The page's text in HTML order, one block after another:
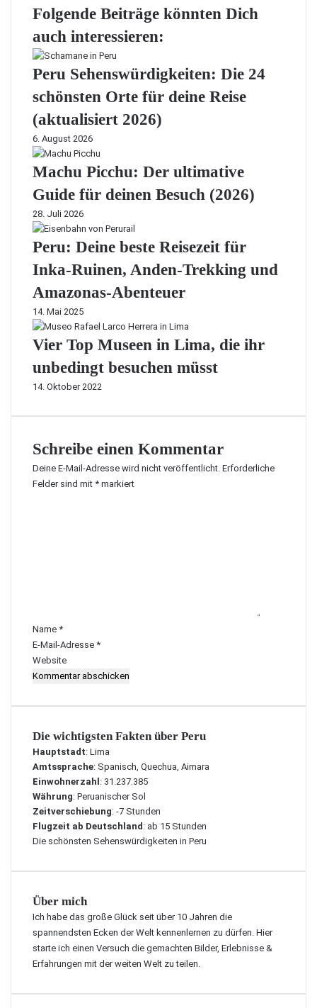
Folgende Beiträge könnten Dich
auch interessieren:
Peru Sehenswürdigkeiten: Die 24
schönsten Orte für deine Reise
(aktualisiert 2026)
6. August 2026
Machu Picchu: Der ultimative
Guide für deinen Besuch (2026)
28. Juli 2026
Peru: Deine beste Reisezeit für
Inka-Ruinen, Anden-Trekking und
Amazonas-Abenteuer
14. Mai 2025
Vier Top Museen in Lima, die ihr
unbedingt besuchen müsst
14. Oktober 2022
Schreibe einen Kommentar
Deine E-Mail-Adresse wird nicht veröffentlicht. Erforderliche
Felder sind mit * markiert
r
*
Name *
E-Mail-Adresse *
Website
Die wichtigsten Fakten über Peru
Hauptstadt: Lima
Amtssprache: Spanisch, Quechua, Aimara
Einwohnerzahl : 31.237.385
Währung: Peruanischer Sol
Zeitverschiebung: -7 Stunden
Flugzeit ab Deutschland : ab 15 Stunden
Die schönsten Sehenswürdigkeiten in Peru
Über mich
Ich habe das große Glück seit über 10 Jahren die
spannendsten Ecken der Welt kennenlernen zu dürfen. Hier
starte ich einen Versuch die gemachten Bilder, Erlebnisse &
Erfahrungen mit der weiten Welt zu teilen.